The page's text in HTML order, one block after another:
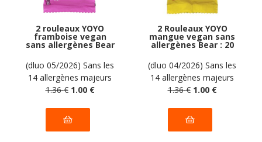
2 rouleaux YOYO
framboise vegan
sans allergènes Bear
: 20 grammes
(dluo 05/2026) Sans les
14 allergènes majeurs
1.36 € 1.00 €
2 Rouleaux YOYO
mangue vegan sans
allergènes Bear : 20
grammes
(dluo 04/2026) Sans les
14 allergènes majeurs
1.36 € 1.00 €